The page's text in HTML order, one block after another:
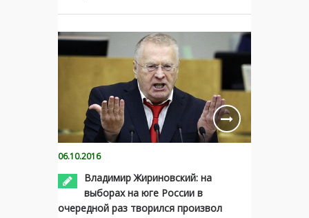
06.10.2016
Владимир Жириновский: на
выборах на юге России в
очередной раз творился произвол